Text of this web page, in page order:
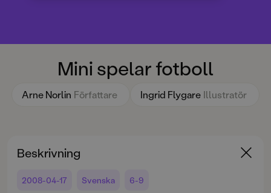
Mini spelar fotboll
Arne Norlin Författare Ingrid Flygare Illustratör
Beskrivning
2008-04-17 Svenska 6-9